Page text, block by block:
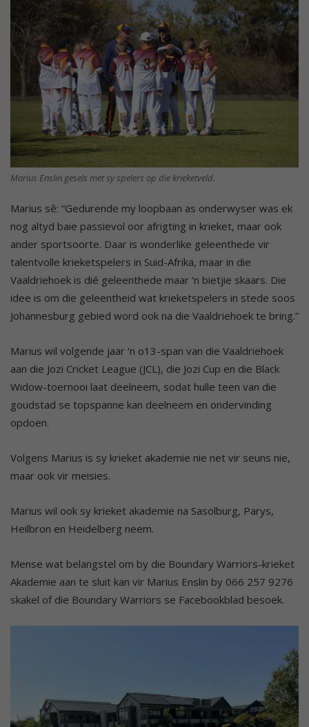
Marius Enslin gesels met sy spelers op die krieketveld.
Marius sê: “Gedurende my loopbaan as onderwyser was ek
nog altyd baie passievol oor afrigting in krieket, maar ook
ander sportsoorte. Daar is wonderlike geleenthede vir
talentvolle krieketspelers in Suid-Afrika, maar in die
Vaaldriehoek is dié geleenthede maar ‘n bietjie skaars. Die
idee is om die geleentheid wat krieketspelers in stede soos
Johannesburg gebied word ook na die Vaaldriehoek te bring.”
Marius wil volgende jaar ‘n o13-span van die Vaaldriehoek
aan die Jozi Cricket League (JCL), die Jozi Cup en die Black
Widow-toernooi laat deelneem, sodat hulle teen van die
goudstad se topspanne kan deelneem en ondervinding
opdoen.
Volgens Marius is sy krieket akademie nie net vir seuns nie,
maar ook vir meisies.
Marius wil ook sy krieket akademie na Sasolburg, Parys,
Heilbron en Heidelberg neem.
Mense wat belangstel om by die Boundary Warriors-krieket
Akademie aan te sluit kan vir Marius Enslin by 066 257 9276
skakel of die Boundary Warriors se Facebookblad besoek.